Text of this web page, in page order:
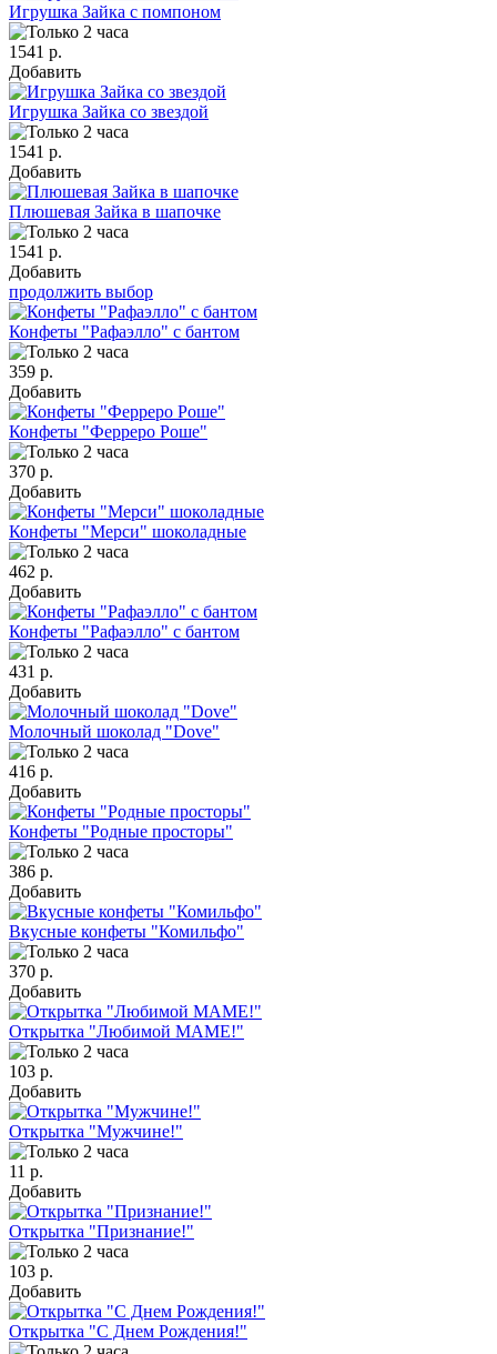
Игрушка Зайка с помпоном
1541 р.
Добавить
Игрушка Зайка со звездой
1541 р.
Добавить
Плюшевая Зайка в шапочке
1541 р.
Добавить
продолжить выбор
Конфеты "Рафаэлло" с бантом
359 р.
Добавить
Конфеты "Ферреро Роше"
370 р.
Добавить
Конфеты "Мерси" шоколадные
462 р.
Добавить
Конфеты "Рафаэлло" с бантом
431 р.
Добавить
Молочный шоколад "Dove"
416 р.
Добавить
Конфеты "Родные просторы"
386 р.
Добавить
Вкусные конфеты "Комильфо"
370 р.
Добавить
Открытка "Любимой МАМЕ!"
103 р.
Добавить
Открытка "Мужчине!"
11 р.
Добавить
Открытка "Признание!"
103 р.
Добавить
Открытка "С Днем Рождения!"